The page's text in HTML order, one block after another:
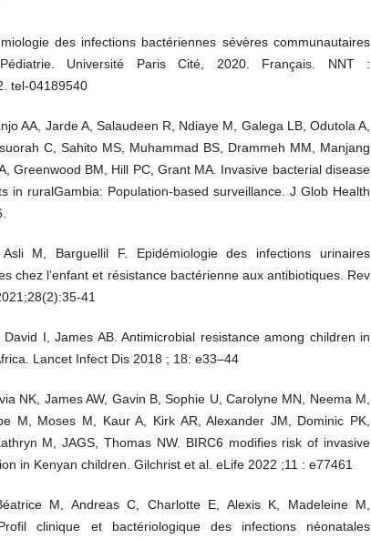
des infections bactériennes sévères communautaires
Université Paris Cité, 2020. Français. NNT :
tel-04189540
AA, Jarde A, Salaudeen R, Ndiaye M, Galega LB, Odutola A,
C, Sahito MS, Muhammad BS, Drammeh MM, Manjang
Greenwood BM, Hill PC, Grant MA. Invasive bacterial disease
in ruralGambia: Population-based surveillance. J Glob Health
Asli M, Barguellil F. Epidémiologie des infections urinaires
chez l’enfant et résistance bactérienne aux antibiotiques. Rev
David I, James AB. Antimicrobial resistance among children in
Lancet Infect Dis 2018 ; 18: e33–44
NK, James AW, Gavin B, Sophie U, Carolyne MN, Neema M,
M, Moses M, Kaur A, Kirk AR, Alexander JM, Dominic PK,
M, JAGS, Thomas NW. BIRC6 modifies risk of invasive
in Kenyan children. Gilchrist et al. eLife 2022 ;11 : e77461
M, Andreas C, Charlotte E, Alexis K, Madeleine M,
clinique et bactériologique des infections néonatales